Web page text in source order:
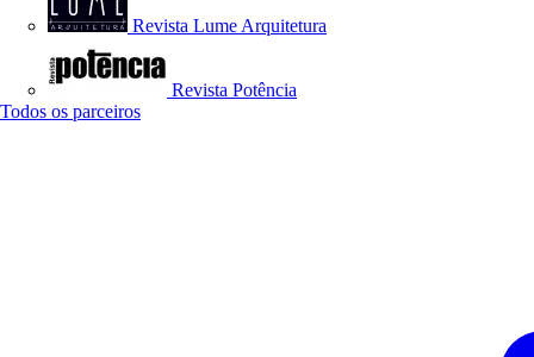
Revista Lume Arquitetura
Revista Potência
Todos os parceiros